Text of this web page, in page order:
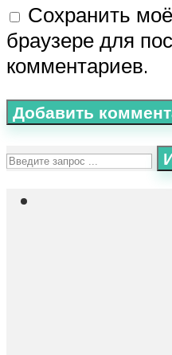
Сохранить
браузере для
комментариев.